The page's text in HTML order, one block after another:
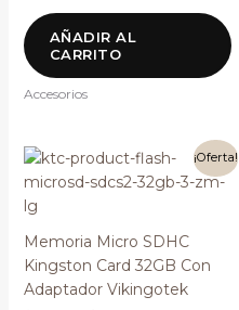
AÑADIR AL
CARRITO
Accesorios
¡Oferta!
Memoria Micro SDHC
Kingston Card 32GB Con
Adaptador Vikingotek
El
original
El
actual